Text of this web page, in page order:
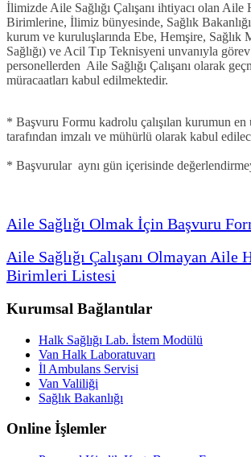
İlimizde Aile Sağlığı Çalışanı ihtiyacı olan
Birimlerine, İlimiz bünyesinde, Sağlık
kurum ve kuruluşlarında Ebe, Hemşire, Sağlık
Sağlığı) ve Acil Tıp Teknisyeni unvanıyla
personellerden Aile Sağlığı Çalışanı olarak
müracaatları kabul edilmektedir.
* Başvuru Formu kadrolu çalışılan kurumun en
tarafından imzalı ve mühürlü olarak kabul
* Başvurular aynı gün içerisinde
Aile Sağlığı Olmak İçin Başvuru
Aile Sağlığı Çalışanı Olmayan Aile
Birimleri Listesi
Kurumsal Bağlantılar
Halk Sağlığı Lab. İstem Modülü
Van Halk Laboratuvarı
İl Ambulans Servisi
Van Valiliği
Sağlık Bakanlığı
Online İşlemler